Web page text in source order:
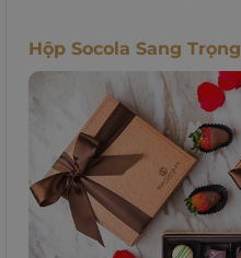
Hộp Socola Sang Trọng